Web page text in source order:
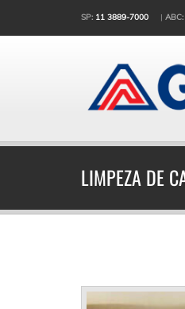
SP: 11 3889-7000 | ABC:
LIMPEZA DE